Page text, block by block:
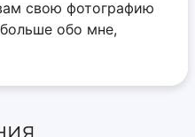
свою фотографию
обо мне,